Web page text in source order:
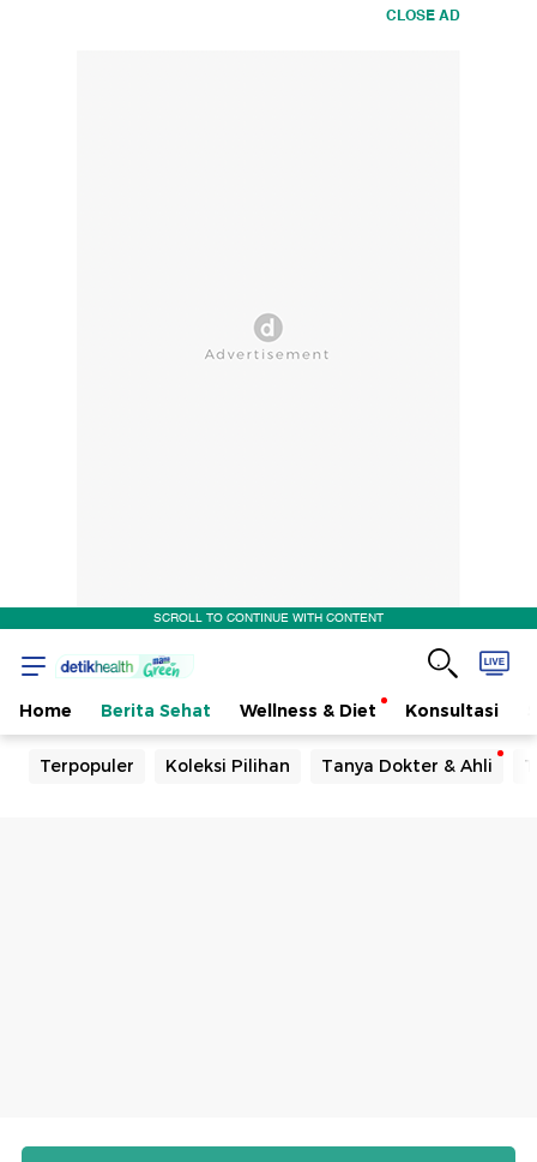
CLOSE AD
SCROLL TO CONTINUE WITH CONTENT
Home Berita Sehat Wellness & Diet Konsultasi
Terpopuler Koleksi Pilihan Tanya Dokter & Ahli